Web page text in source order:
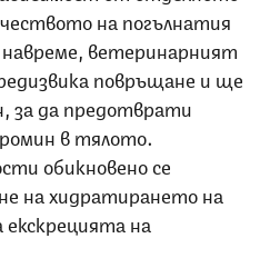
на погълнатия
навреме, ветеринарният
повръщане и ще
за да предотврати
в тялото.
обикновено се
на хидратирането на
екскрецията на